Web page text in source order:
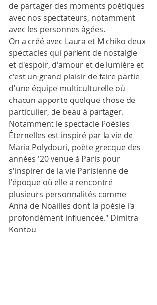
de partager des moments poétiques
avec nos spectateurs, notamment
avec les personnes âgées.
On a créé avec Laura et Michiko deux
spectacles qui parlent de nostalgie
et d'espoir, d'amour et de lumière et
c'est un grand plaisir de faire partie
d'une équipe multiculturelle où
chacun apporte quelque chose de
particulier, de beau à partager.
Notamment le spectacle Poésies
Éternelles est inspiré par la vie de
Maria Polydouri, poète grecque des
années '20 venue à Paris pour
s'inspirer de la vie Parisienne de
l'époque où elle a rencontré
plusieurs personnalités comme
Anna de Noailles dont la poésie l'a
profondément influencée." Dimitra
Kontou